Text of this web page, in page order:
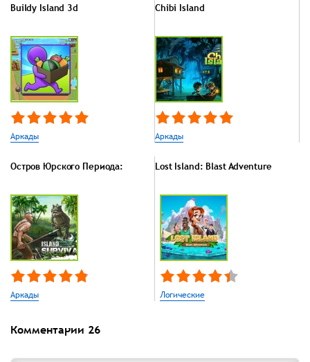
Buildy Island 3d
Аркады
Chibi Island
Аркады
Остров Юрского Периода:
Аркады
Lost Island: Blast Adventure
Логические
Комментарии 26